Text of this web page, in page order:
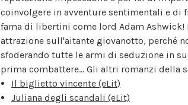
coinvolgere in avventure sentimentali e di
fama di libertini come lord Adam
attrazione sull'aitante giovanotto, perché
sfoderando tutte le armi di seduzione in
prima combattere... Gli altri romanzi della
Il biglietto vincente (eLit)
Juliana degli scandali (eLit)